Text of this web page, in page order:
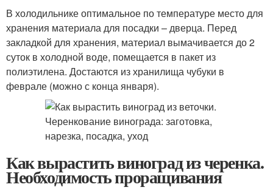
В холодильнике оптимальное по температуре место для
хранения материала для посадки – дверца. Перед
закладкой для хранения, материал вымачивается до 2
суток в холодной воде, помещается в пакет из
полиэтилена. Достаются из хранилища чубуки в
феврале (можно с конца января).
Как вырастить виноград из черенка.
Необходимость проращивания